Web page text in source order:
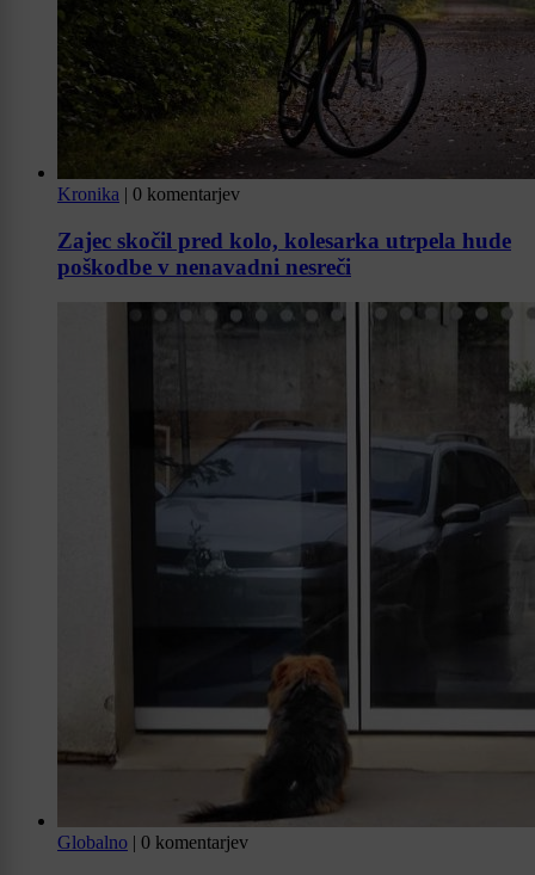
Kronika | 0 komentarjev
Zajec skočil pred kolo, kolesarka utrpela hude
poškodbe v nenavadni nesreči
Globalno | 0 komentarjev